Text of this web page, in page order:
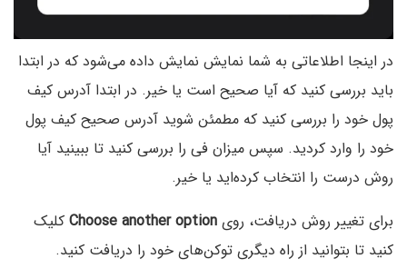
در اینجا اطلاعاتی به شما نمایش نمایش داده‌ می‌شود که در ابتدا
باید بررسی کنید که آیا صحیح است یا خیر. در ابتدا آدرس کیف
پول خود را بررسی کنید که مطمئن شوید آدرس صحیح کیف پول
خود را وارد کردید. سپس میزان فی را بررسی کنید تا ببینید آیا
روش درست را انتخاب کرده‌اید یا خیر.
برای تغییر روش دریافت، روی Choose another option کلیک
کنید تا بتوانید از راه دیگری توکن‌های خود را دریافت کنید.